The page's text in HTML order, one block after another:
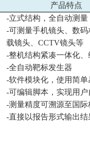
产品特点
-立式结构，全自动测量
-可测量手机镜头、数
载镜头、 CCTV镜头等
-整机结构紧凑一体化
-全自动靶标发生器
-软件模块化，使用简单
-可编辑脚本，实现用
-测量精度可溯源至国际
-直接以报告形式输出结